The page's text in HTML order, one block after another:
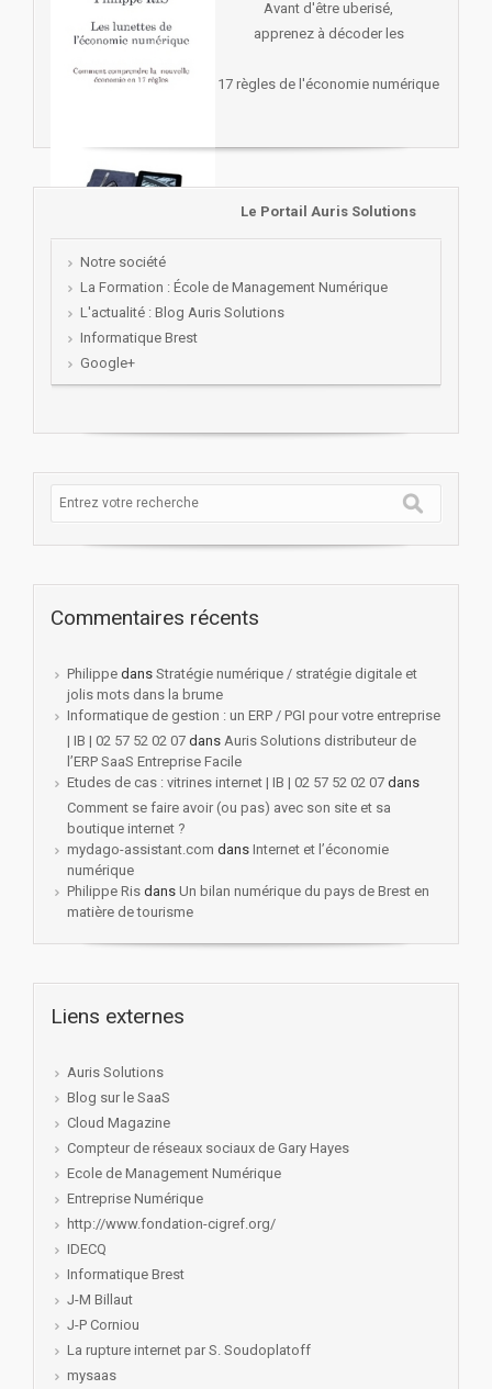
Avant d'être uberisé,
apprenez à décoder les
17 règles de l'économie numérique
Le Portail Auris Solutions
Notre société
La Formation : École de Management Numérique
L'actualité : Blog Auris Solutions
Informatique Brest
Google+
Commentaires récents
Philippe dans Stratégie numérique / stratégie digitale et
jolis mots dans la brume
Informatique de gestion : un ERP / PGI pour votre entreprise
| IB | 02 57 52 02 07 dans Auris Solutions distributeur de
l’ERP SaaS Entreprise Facile
Etudes de cas : vitrines internet | IB | 02 57 52 02 07 dans
Comment se faire avoir (ou pas) avec son site et sa
boutique internet ?
mydago-assistant.com dans Internet et l’économie
numérique
Philippe Ris dans Un bilan numérique du pays de Brest en
matière de tourisme
Liens externes
Auris Solutions
Blog sur le SaaS
Cloud Magazine
Compteur de réseaux sociaux de Gary Hayes
Ecole de Management Numérique
Entreprise Numérique
http://www.fondation-cigref.org/
IDECQ
Informatique Brest
J-M Billaut
J-P Corniou
La rupture internet par S. Soudoplatoff
mysaas